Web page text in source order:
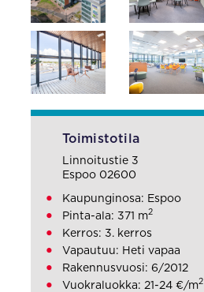
Toimistotila
Linnoitustie 3
Espoo 02600
Kaupunginosa: Espoo
Pinta-ala: 371 m2
Kerros: 3. kerros
Vapautuu: Heti vapaa
Rakennusvuosi: 6/2012
Vuokraluokka: 21-24 €/m2